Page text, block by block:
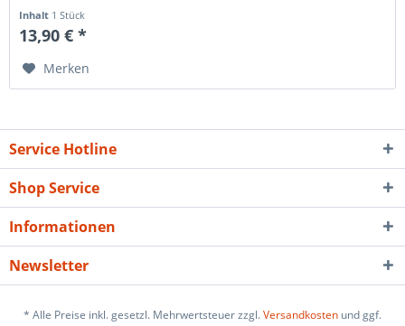
Inhalt 1 Stück
13,90 € *
Merken
Service Hotline
Shop Service
Informationen
Newsletter
* Alle Preise inkl. gesetzl. Mehrwertsteuer zzgl.Versandkosten und ggf.